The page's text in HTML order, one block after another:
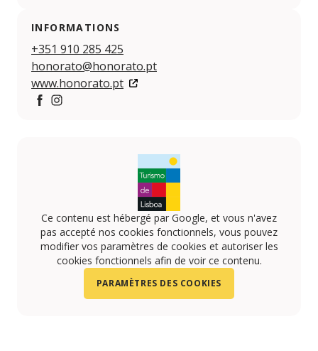
INFORMATIONS
+351 910 285 425
honorato@honorato.pt
www.honorato.pt
Ce contenu est hébergé par Google, et vous n'avez
pas accepté nos cookies fonctionnels, vous pouvez
modifier vos paramètres de cookies et autoriser les
cookies fonctionnels afin de voir ce contenu.
PARAMÈTRES DES COOKIES